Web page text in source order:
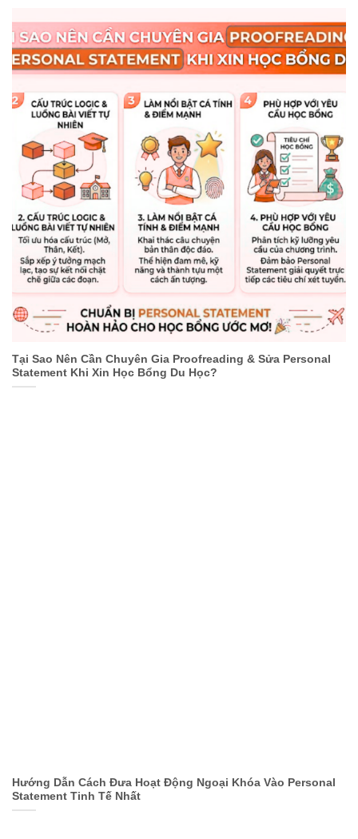
Tại Sao Nên Cần Chuyên Gia Proofreading & Sửa Personal
Statement Khi Xin Học Bổng Du Học?
Hướng Dẫn Cách Đưa Hoạt Động Ngoại Khóa Vào Personal
Statement Tinh Tế Nhất